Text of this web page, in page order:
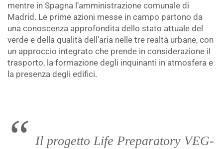
mentre in Spagna l’amministrazione comunale di
Madrid. Le prime azioni messe in campo partono da
una conoscenza approfondita dello stato attuale del
verde e della qualità dell’aria nelle tre realtà urbane, con
un approccio integrato che prende in considerazione il
trasporto, la formazione degli inquinanti in atmosfera e
la presenza degli edifici.
Il progetto Life Preparatory VEG-